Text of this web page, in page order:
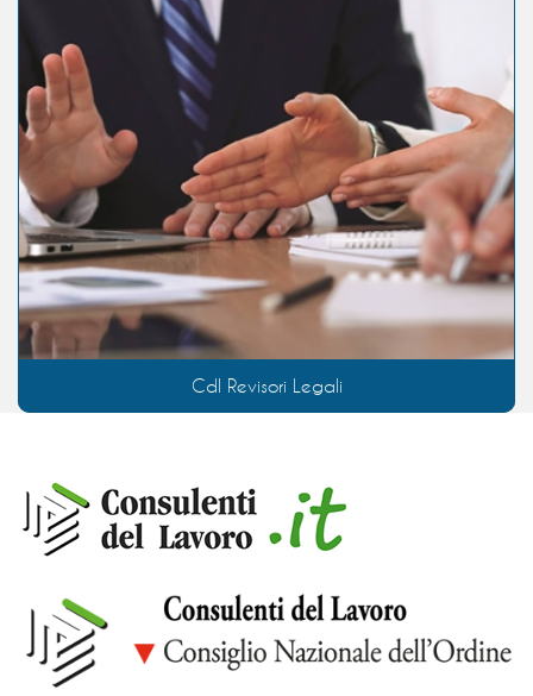
Cdl Revisori Legali